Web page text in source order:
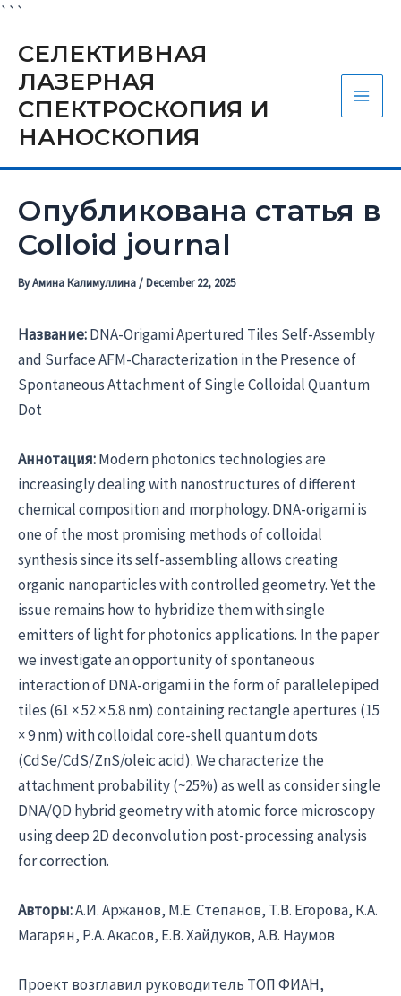
```
content
СЕЛЕКТИВНАЯ
ЛАЗЕРНАЯ
СПЕКТРОСКОПИЯ И
НАНОСКОПИЯ
Main
Опубликована статья в
Colloid journal
ByАмина Калимуллина/December 22, 2025
Название:DNA-Origami Apertured Tiles Self-Assembly
and Surface AFM-Characterization in the Presence of
Spontaneous Attachment of Single Colloidal Quantum
Dot
Аннотация:Modern photonics technologies are
increasingly dealing with nanostructures of different
chemical composition and morphology. DNA-origami is
one of the most promising methods of colloidal
synthesis since its self-assembling allows creating
organic nanoparticles with controlled geometry. Yet the
issue remains how to hybridize them with single
emitters of light for photonics applications. In the paper
we investigate an opportunity of spontaneous
interaction of DNA-origami in the form of parallelepiped
tiles (61 × 52 × 5.8 nm) containing rectangle apertures (15
× 9 nm) with colloidal core-shell quantum dots
(CdSe/CdS/ZnS/oleic acid). We characterize the
attachment probability (~25%) as well as consider single
DNA/QD hybrid geometry with atomic force microscopy
using deep 2D deconvolution post-processing analysis
for correction.
Авторы:А.И. Аржанов, М.Е. Степанов, Т.В. Егорова, К.А.
Магарян, Р.А. Акасов, Е.В. Хайдуков, А.В. Наумов
Проект возглавил руководитель ТОП ФИАН,